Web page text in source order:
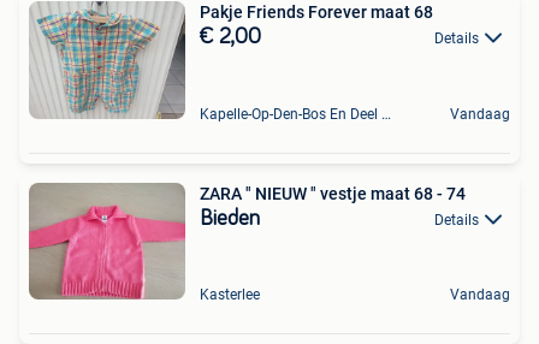
Pakje Friends Forever maat 68
€ 2,00 Details
Kapelle-Op-Den-Bos En Deel Van Zemst Vandaag
ZARA " NIEUW " vestje maat 68 - 74
Bieden Details
Kasterlee Vandaag